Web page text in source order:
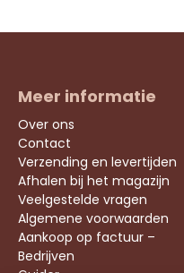
Meer informatie
Over ons
Contact
Verzending en levertijden
Afhalen bij het magazijn
Veelgestelde vragen
Algemene voorwaarden
Aankoop op factuur –
Bedrijven